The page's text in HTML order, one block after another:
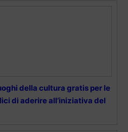
della cultura gratis per le
di aderire all’iniziativa del